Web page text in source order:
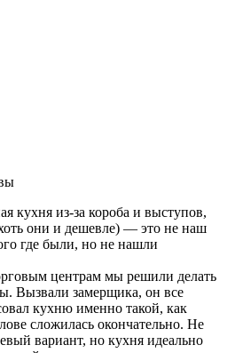
кухня из-за короба и выступов,
они и дешевле) — это не наш
где были, но не нашли
центрам мы решили делать
Вызвали замерщика, он все
кухню именно такой, как
сложилась окончательно. Не
вариант, но кухня идеально